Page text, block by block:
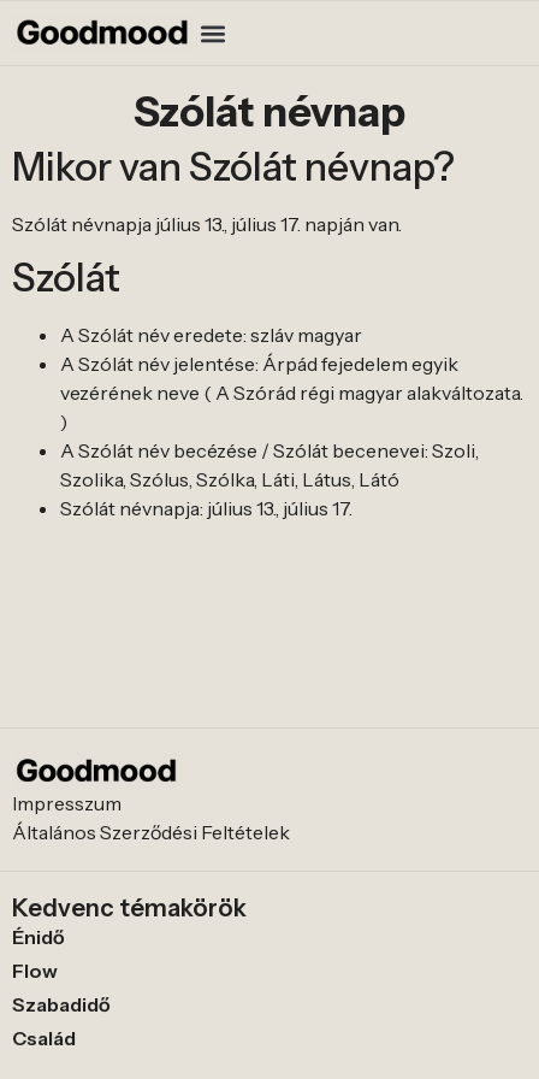
Szólát névnap
Mikor van Szólát névnap?
Szólát névnapja július 13., július 17. napján van.
Szólát
A Szólát név eredete: szláv magyar
A Szólát név jelentése: Árpád fejedelem egyik
vezérének neve ( A Szórád régi magyar alakváltozata.
)
A Szólát név becézése / Szólát becenevei: Szoli,
Szolika, Szólus, Szólka, Láti, Látus, Látó
Szólát névnapja: július 13., július 17.
Impresszum
Általános Szerződési Feltételek
Kedvenc témakörök
Énidő
Flow
Szabadidő
Család